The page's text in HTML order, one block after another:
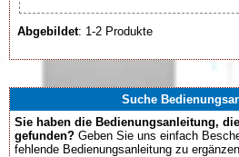
Abgebildet: 1-2 Produkte
Suche
Sie haben die Bedienungsanleitung,
gefunden? Geben Sie uns einfach
fehlende Bedienungsanleitung zu